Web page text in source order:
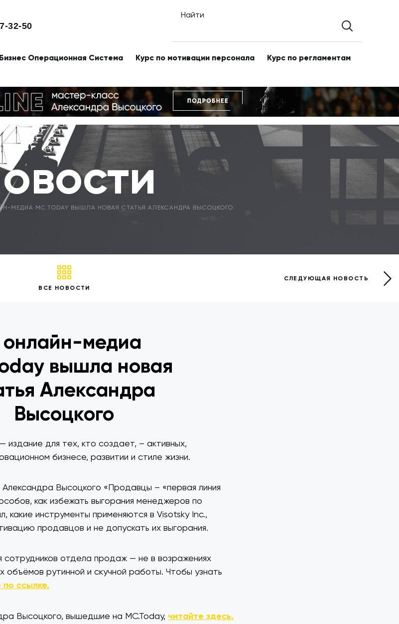
32-50
Найти
Бизнес Операционная Система Курс по мотивации персонала
Курс по регламентам
МЕДИА MC.TODAY ВЫШЛА НОВАЯ СТАТЬЯ АЛЕКСАНДРА ВЫСОЦКОГО
ВСЕ НОВОСТИ
СЛЕДУЮЩАЯ НОВОСТЬ
онлайн-медиа
вышла новая
Александра
Высоцкого
издание для тех, кто создает, – активных,
бизнесе, развитии и стиле жизни.
Александра Высоцкого «Продавцы – «первая линия
как избежать выгорания менеджеров по
какие инструменты применяются в Visotsky Inc.,
продавцов и не допускать их выгорания.
сотрудников отдела продаж — не в возражениях
объёмов рутинной и скучной работы. Чтобы узнать
ссылке.
Высоцкого, вышедшие на MC.Today, читайте здесь.